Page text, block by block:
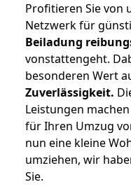
Profitieren Sie von
Netzwerk für
Beiladung
vonstattengeht.
besonderen Wert
Zuverlässigkeit.
Leistungen
für Ihren Umzug
nun eine kleine
umziehen, wir
Sie.